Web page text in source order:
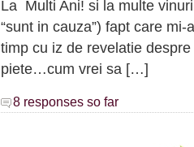
La Multi Ani! si la multe
“sunt in cauza”) fapt care
timp cu iz de revelatie
piete…cum vrei sa […]
8 responses so far